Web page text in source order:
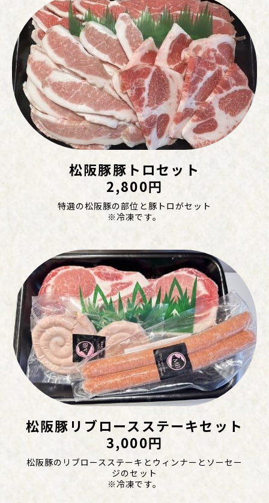
松阪豚豚トロセット
2,800円
特選の松阪豚の部位と豚トロがセット
※冷凍です。
松阪豚リブロースステーキセット
3,000円
松阪豚のリブロースステーキとウィンナーとソーセー
ジのセット
※冷凍です。